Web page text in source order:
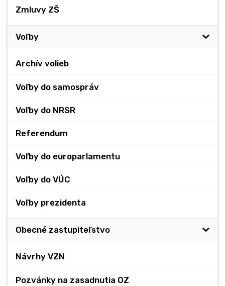
Zmluvy ZŠ
Voľby
Archív volieb
Voľby do samospráv
Voľby do NRSR
Referendum
Voľby do europarlamentu
Voľby do VÚC
Voľby prezidenta
Obecné zastupiteľstvo
Návrhy VZN
Pozvánky na zasadnutia OZ